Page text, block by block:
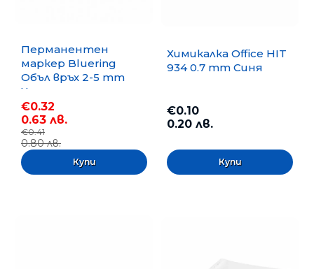
Перманентен
маркер Bluering
Объл връх 2-5 mm
Черен
€0.32
0.63 лв.
€0.41
0.80 лв.
Химикалка Office HIT
934 0.7 mm Синя
€0.10
0.20 лв.